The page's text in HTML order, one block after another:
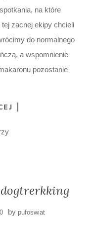
na które
zacnej ekipy chcieli
do normalnego
a wspomnienie
pozostanie
by pufoswiat